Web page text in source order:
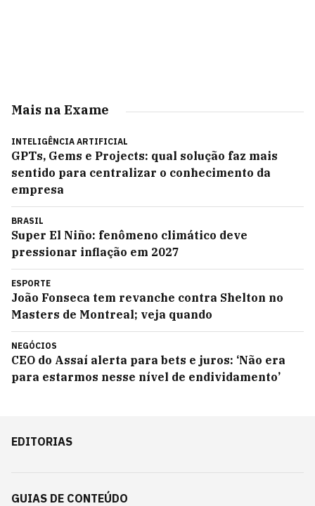
Mais na Exame
INTELIGÊNCIA ARTIFICIAL
GPTs, Gems e Projects: qual solução faz mais
sentido para centralizar o conhecimento da
empresa
BRASIL
Super El Niño: fenômeno climático deve
pressionar inflação em 2027
ESPORTE
João Fonseca tem revanche contra Shelton no
Masters de Montreal; veja quando
NEGÓCIOS
CEO do Assaí alerta para bets e juros: ‘Não era
para estarmos nesse nível de endividamento’
EDITORIAS
GUIAS DE CONTEÚDO